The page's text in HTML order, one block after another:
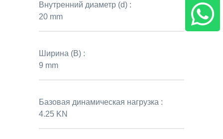
Внутренний диаметр (d) :
20 mm
Ширина (B) :
9 mm
Базовая динамическая нагрузка :
4.25 KN